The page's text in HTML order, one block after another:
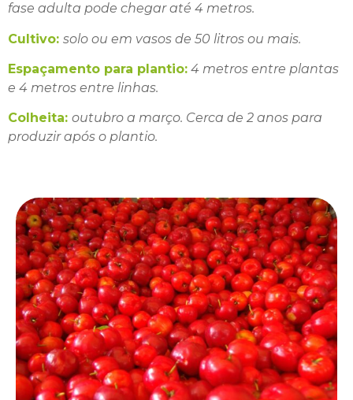
fase adulta pode chegar até 4 metros.
Cultivo: solo ou em vasos de 50 litros ou mais.
Espaçamento para plantio: 4 metros entre plantas
e 4 metros entre linhas.
Colheita: outubro a março. Cerca de 2 anos para
produzir após o plantio.